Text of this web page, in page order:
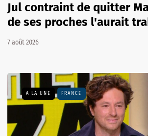
Jul contraint de quitter
de ses proches l'aurait
7 août 2026
A LA UNE FRANCE